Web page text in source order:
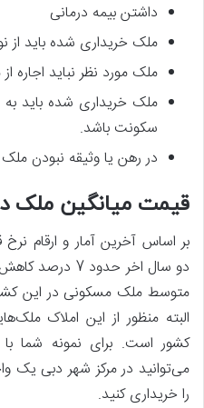
داشتن بیمه درمانی
ملک خریداری شده باید از
ملک مورد نظر نباید اجاره از مالک یا
ملک خریداری شده باید
سکونت باشد.
در رهن یا وثیقه نبودن
قیمت میانگین ملک
بر اساس آخرین آمار و ارقام
دو سال اخر
البته منظور از این املاک
می‌توانید در مرکز شهر دبی یک
را خریداری کنید.